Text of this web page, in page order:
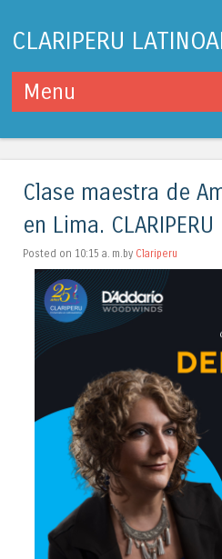
CLARIPERU
Menu
Clase maestra de
en Lima. CLARIPERU
Posted on 10:15 a. m.by Clariperu